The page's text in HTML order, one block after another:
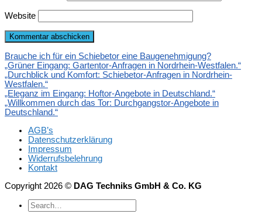
Website
Brauche ich für ein Schiebetor eine Baugenehmigung?
„Grüner Eingang: Gartentor-Anfragen in Nordrhein-Westfalen.“
„Durchblick und Komfort: Schiebetor-Anfragen in Nordrhein-
Westfalen.“
„Eleganz im Eingang: Hoftor-Angebote in Deutschland.“
„Willkommen durch das Tor: Durchgangstor-Angebote in
Deutschland.“
AGB’s
Datenschutzerklärung
Impressum
Widerrufsbelehrung
Kontakt
Copyright 2026 © DAG Techniks GmbH & Co. KG